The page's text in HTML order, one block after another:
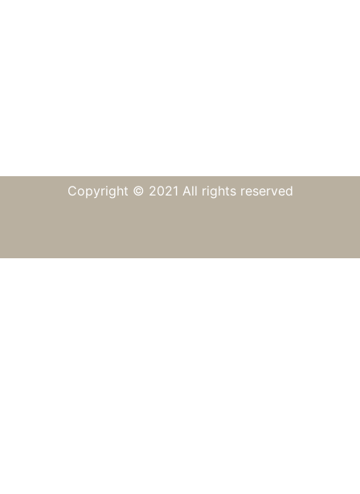
Copyright © 2021 All rights reserved